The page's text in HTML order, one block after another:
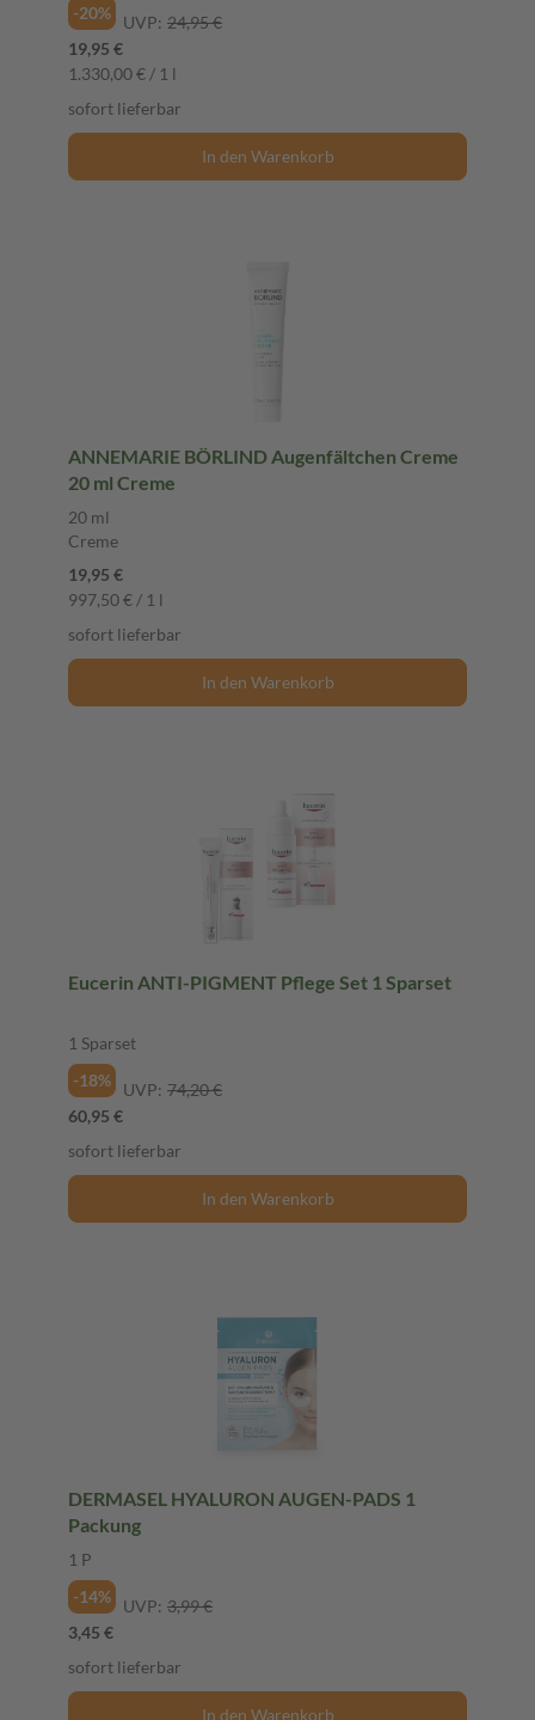
-20% UVP: 24,95 €
19,95 €
1.330,00 € / 1 l
sofort lieferbar
In den Warenkorb
ANNEMARIE BÖRLIND Augenfältchen Creme
20 ml Creme
20 ml
Creme
19,95 €
997,50 € / 1 l
sofort lieferbar
In den Warenkorb
Eucerin ANTI-PIGMENT Pflege Set 1 Sparset
1 Sparset
-18%
UVP: 74,20 €
60,95 €
sofort lieferbar
In den Warenkorb
DERMASEL HYALURON AUGEN-PADS 1
Packung
1 P
-14%
UVP: 3,99 €
3,45 €
sofort lieferbar
In den Warenkorb